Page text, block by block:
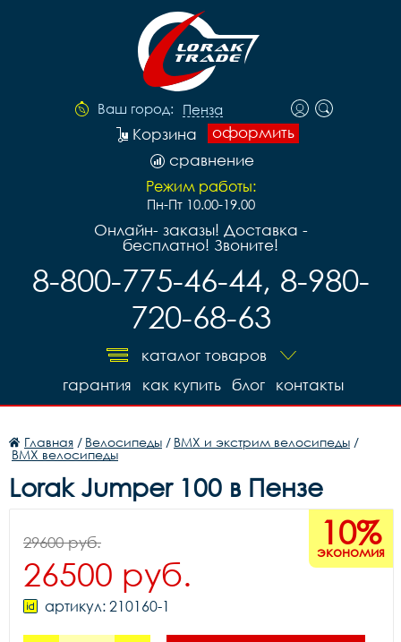
Ваш город: Пенза
оформить
Корзина
сравнение
Режим работы:
Пн-Пт 10.00-19.00
Онлайн- заказы! Доставка -
бесплатно! Звоните!
8-800-775-46-44, 8-980-
720-68-63
каталог товаров
контакты
блог
как купить
гарантия
Главная / Велосипеды / BMX и экстрим велосипеды /
BMX велосипеды
Lorak Jumper 100 в Пензе
10%
экономия
29600 руб.
26500 руб.
артикул: 210160-1